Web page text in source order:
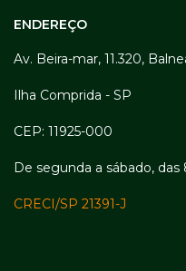
ENDEREÇO
Av. Beira-mar, 11.320,
Ilha Comprida - SP
CEP: 11925-000
De segunda a sábado, das
CRECI/SP 21391-J